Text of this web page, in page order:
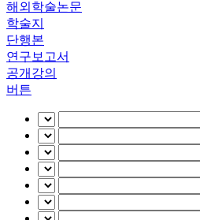
해외학술논문
학술지
단행본
연구보고서
공개강의
버튼